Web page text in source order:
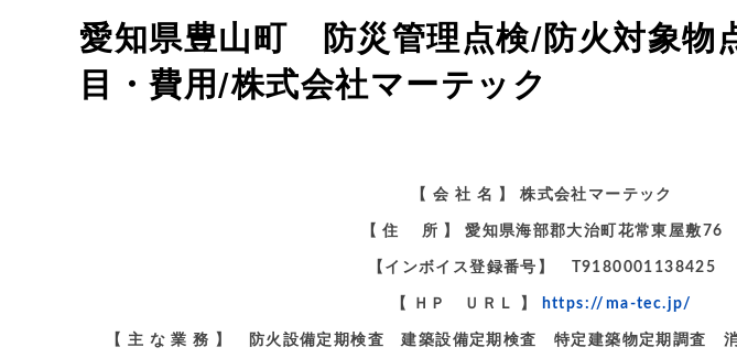
愛知県豊山町 防災管理点検/防火対象物
目・費用/株式会社マーテック
【 会 社 名 】 株式会社マーテック
【 住 所 】 愛知県海部郡大治町花常東屋敷76
【インボイス登録番号】 T9180001138425
【 ＨＰ ＵＲＬ 】 https://ma-tec.jp/
【 主 な 業 務 】 防火設備定期検査 建築設備定期検査 特定建築物定期調査